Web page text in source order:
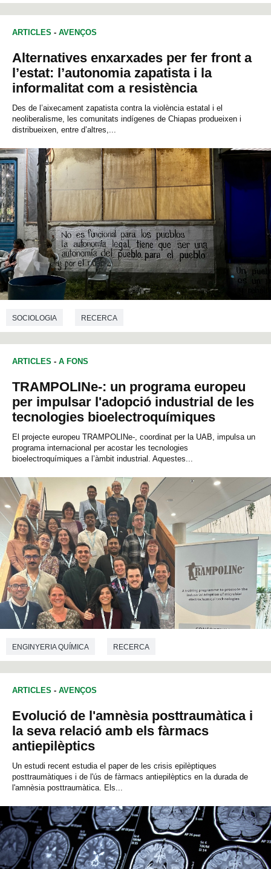
ARTICLES - AVENÇOS
Alternatives enxarxades per fer front a
l’estat: l’autonomia zapatista i la
informalitat com a resistència
Des de l’aixecament zapatista contra la violència estatal i el
neoliberalisme, les comunitats indígenes de Chiapas produeixen i
distribueixen, entre d’altres,...
SOCIOLOGIA RECERCA
ARTICLES - A FONS
TRAMPOLINe-: un programa europeu
per impulsar l'adopció industrial de les
tecnologies bioelectroquímiques
El projecte europeu TRAMPOLINe-, coordinat per la UAB, impulsa un
programa internacional per acostar les tecnologies
bioelectroquímiques a l’àmbit industrial. Aquestes...
ENGINYERIA QUÍMICA RECERCA
ARTICLES - AVENÇOS
Evolució de l'amnèsia posttraumàtica i
la seva relació amb els fàrmacs
antiepilèptics
Un estudi recent estudia el paper de les crisis epilèptiques
posttraumàtiques i de l'ús de fàrmacs antiepilèptics en la durada de
l'amnèsia posttraumàtica. Els...